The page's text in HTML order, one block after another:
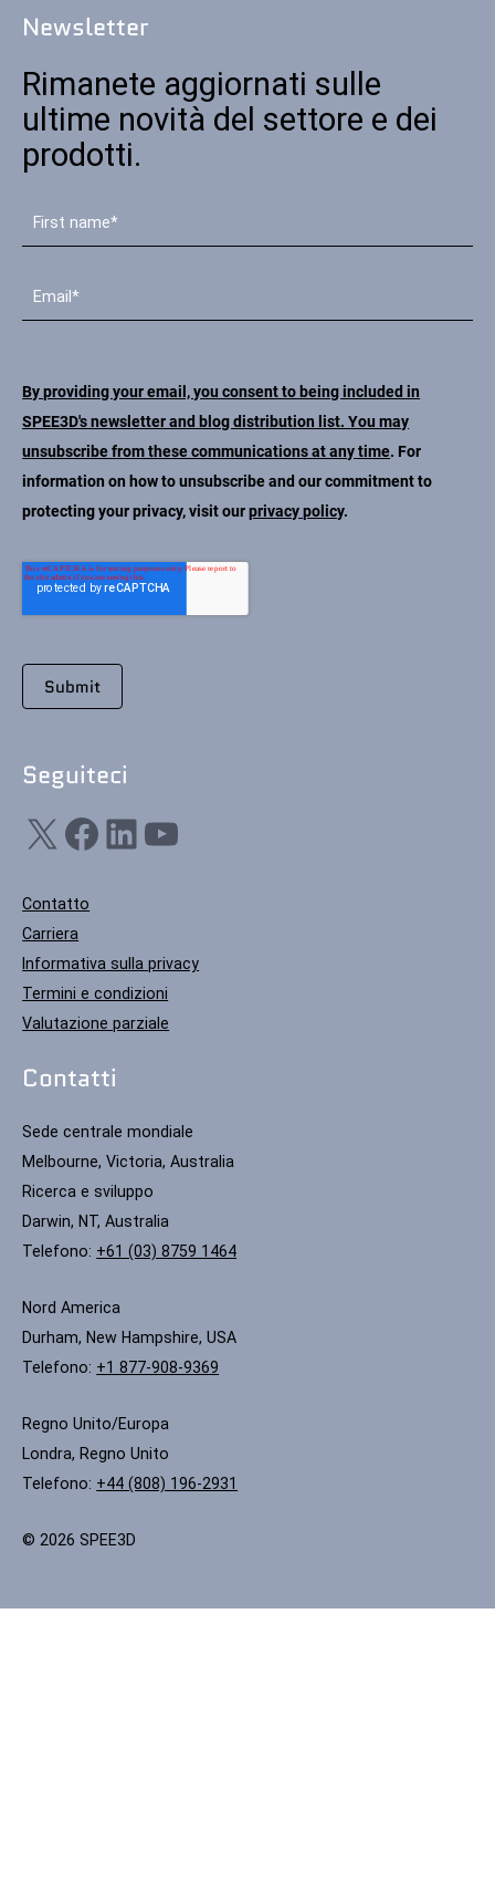
Newsletter
Rimanete aggiornati sulle
ultime novità del settore e dei
prodotti.
By providing your email, you consent to being included in
SPEE3D's newsletter and blog distribution list. You may
unsubscribe from these communications at any time. For
information on how to unsubscribe and our commitment to
protecting your privacy, visit ourprivacy policy.
Seguiteci
X Facebook LinkedIn YouTube
Contatto
Carriera
Informativa sulla privacy
Termini e condizioni
Valutazione parziale
Contatti
Sede centrale mondiale
Melbourne, Victoria, Australia
Ricerca e sviluppo
Darwin, NT, Australia
Telefono: +61 (03) 8759 1464
Nord America
Durham, New Hampshire, USA
Telefono: +1 877-908-9369
Regno Unito/Europa
Londra, Regno Unito
Telefono: +44 (808) 196-2931
© 2026 SPEE3D